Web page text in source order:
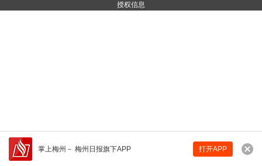
掌上梅州 － 梅州日报旗下APP 打开APP
授权信息